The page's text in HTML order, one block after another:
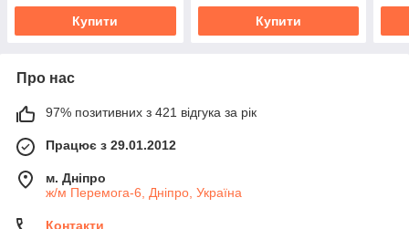
Купити Купити
Про нас
97% позитивних з 421 відгука за рік
Працює з 29.01.2012
м. Дніпро
ж/м Перемога-6, Дніпро, Україна
Контакти